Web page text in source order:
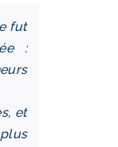
fut
:
et